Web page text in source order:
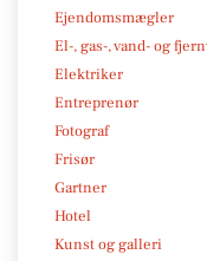
Ejendomsmægler
El-, gas-, vand- og
Elektriker
Entreprenør
Fotograf
Frisør
Gartner
Hotel
Kunst og galleri